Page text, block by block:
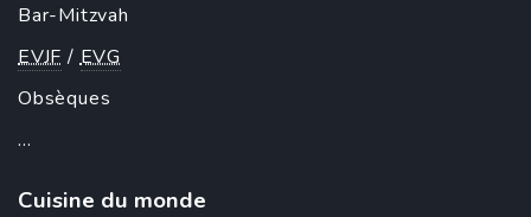
Bar-Mitzvah
EVJF /EVG
Obsèques
...
Cuisine du monde